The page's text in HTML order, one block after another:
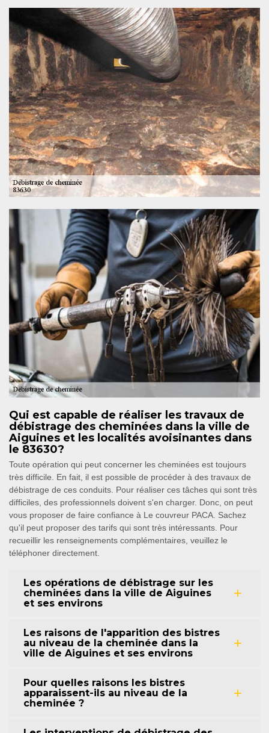
Qui est capable de réaliser les travaux de
débistrage des cheminées dans la ville de
Aiguines et les localités avoisinantes dans
le 83630?
Toute opération qui peut concerner les cheminées est toujours
très difficile. En fait, il est possible de procéder à des travaux de
débistrage de ces conduits. Pour réaliser ces tâches qui sont très
difficiles, des professionnels doivent s'en charger. Donc, on peut
vous proposer de faire confiance à Le couvreur PACA. Sachez
qu'il peut proposer des tarifs qui sont très intéressants. Pour
recueillir les renseignements complémentaires, veuillez le
téléphoner directement.
Les opérations de débistrage sur les
cheminées dans la ville de Aiguines
et ses environs
Les raisons de l'apparition des bistres
au niveau de la cheminée dans la
ville de Aiguines et ses environs
Pour quelles raisons les bistres
apparaissent-ils au niveau de la
cheminée ?